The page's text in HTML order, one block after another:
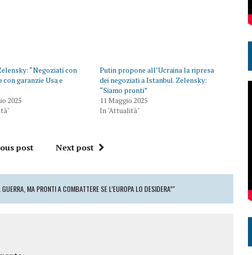
“Negoziati con
con garanzie Usa e
2025
Putin propone all’Ucraina la ripresa
dei negoziati a Istanbul. Zelensky:
“Siamo pronti”
11 Maggio 2025
In "Attualità"
post Next post
MA PRONTI A COMBATTERE SE L’EUROPA LO DESIDERA”"